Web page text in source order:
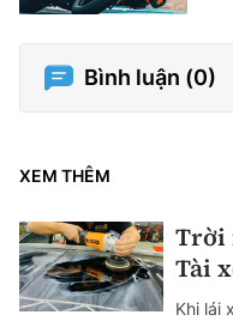
Bình luận (0)
XEM THÊM
Trời
Tài
Khi lái